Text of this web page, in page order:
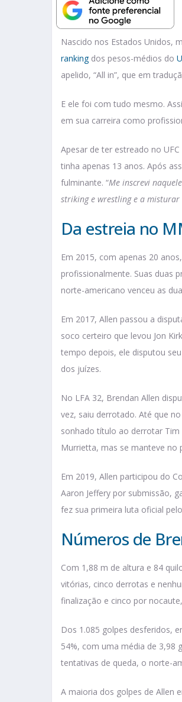
Nascido nos Estados Unidos,
rankingdos pesos-médios do
apelido, “All in”, que em
E ele foi com tudo mesmo.
em sua carreira como
Apesar de ter estreado no
tinha apenas 13 anos. Após
fulminante. “Me inscrevi
striking e wrestling e a misturar
Da estreia no
Em 2015, com apenas 20
profissionalmente. Suas duas
norte-americano venceu as
Em 2017, Allen passou a
soco certeiro que levou Jon
tempo depois, ele disputou
dos juízes.
No LFA 32, Brendan Allen
vez, saiu derrotado. Até que
sonhado título ao derrotar
Murrietta, mas se manteve no
Em 2019, Allen participou do
Aaron Jeffery por submissão,
fez sua primeira luta oficial
Números de
Com 1,88 m de altura e 84
vitórias, cinco derrotas e
finalização e cinco por
Dos 1.085 golpes desferidos,
54%, com uma média de
tentativas de queda, o norte-
A maioria dos golpes de Allen